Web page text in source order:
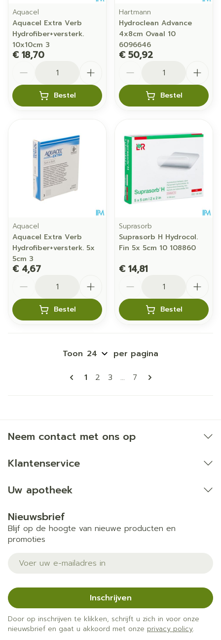
Aquacel
Aquacel Extra Verb
Hydrofiber+versterk.
10x10cm 3
€ 18,70
Bestel
Hartmann
Hydroclean Advance
4x8cm Ovaal 10
6096646
€ 50,92
Bestel
Aquacel
Aquacel Extra Verb
Hydrofiber+versterk. 5x
5cm 3
€ 4,67
Bestel
Suprasorb
Suprasorb H Hydrocol.
Fin 5x 5cm 10 108860
€ 14,81
Bestel
Pagina's
U lees momenteel pagina
1 Pagina
2 Pagina
3 ... Pagina
7
Toon per pagina
Neem contact met ons op
Klantenservice
Uw apotheek
Nieuwsbrief
Blijf op de hoogte van nieuwe producten en
promoties
E-mail adres
Inschrijven
Door op inschrijven te klikken, schrijft u zich in voor onze
nieuwsbrief en gaat u akkoord met onze privacy policy.